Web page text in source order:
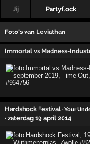
Jij Partyflock
Foto's van Leviathan
Immortal vs Madness-
Hardshock Festival · Your
· zaterdag 19 april 2014